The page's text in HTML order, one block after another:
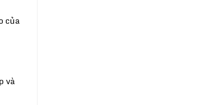
của
và